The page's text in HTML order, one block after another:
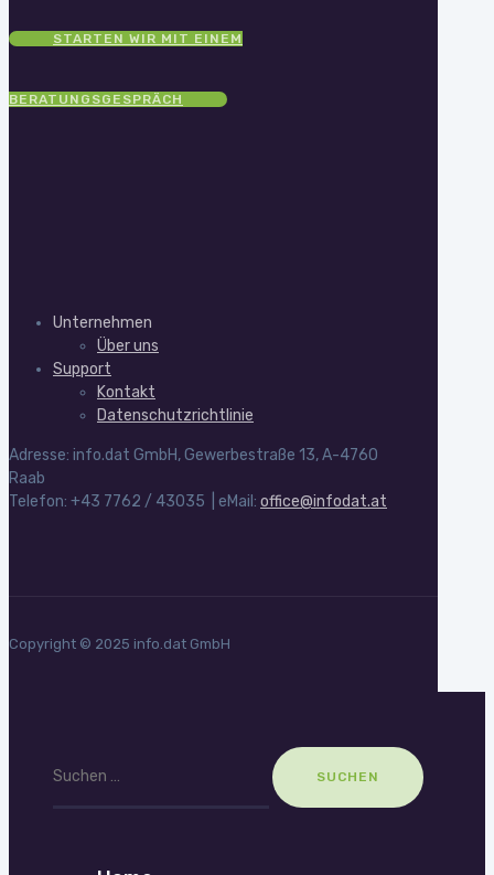
STARTEN WIR MIT EINEM
BERATUNGSGESPRÄCH
Unternehmen
Über uns
Support
Kontakt
Datenschutzrichtlinie
Adresse: info.dat GmbH, Gewerbestraße 13, A-4760
Raab
Telefon: +43 7762 / 43035 | eMail: office@infodat.at
Copyright © 2025 info.dat GmbH
nach: